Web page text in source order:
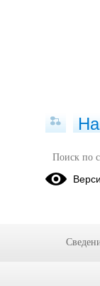
Задание
группы
Упражнения на
«Цепочка из